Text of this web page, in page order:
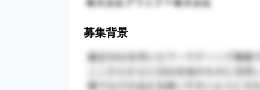
募集背景